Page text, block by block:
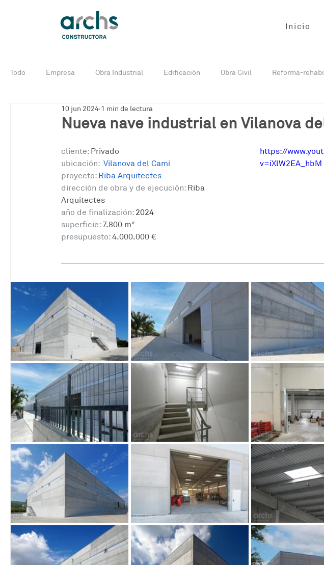
Inicio
Todo Empresa Obra Industrial Edificación Obra Civil Reforma-
Obra industrial en curso
Nueva nave industrial en Vilanova
10 jun 2024 1 min de lectura
https://
v=iXlW2EA_hbM
cliente: Privado
ubicación: Vilanova del Camí
proyecto: Riba Arquitectes
dirección de obra y de ejecución: Riba
Arquitectes
año de finalización: 2024
superficie: 7.800 m²
presupuesto: 4.000.000 €